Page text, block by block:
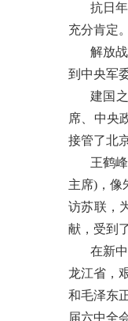
抗日
充分肯定。
解放
到中央军
建国
席、中央
接管了北
王鹤
主席)，像
访苏联，
献，受到
在新
龙江省，
和毛泽东
届六中全